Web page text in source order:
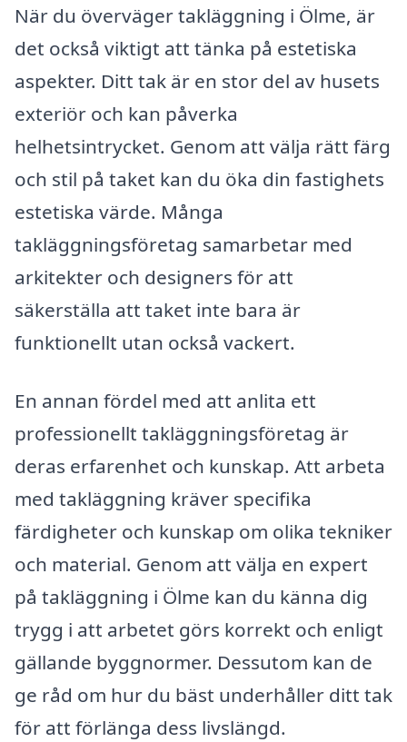
När du överväger takläggning i Ölme, är
det också viktigt att tänka på estetiska
aspekter. Ditt tak är en stor del av husets
exteriör och kan påverka
helhetsintrycket. Genom att välja rätt färg
och stil på taket kan du öka din fastighets
estetiska värde. Många
takläggningsföretag samarbetar med
arkitekter och designers för att
säkerställa att taket inte bara är
funktionellt utan också vackert.
En annan fördel med att anlita ett
professionellt takläggningsföretag är
deras erfarenhet och kunskap. Att arbeta
med takläggning kräver specifika
färdigheter och kunskap om olika tekniker
och material. Genom att välja en expert
på takläggning i Ölme kan du känna dig
trygg i att arbetet görs korrekt och enligt
gällande byggnormer. Dessutom kan de
ge råd om hur du bäst underhåller ditt tak
för att förlänga dess livslängd.